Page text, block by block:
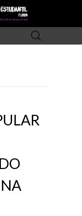
Pesquisar
por: